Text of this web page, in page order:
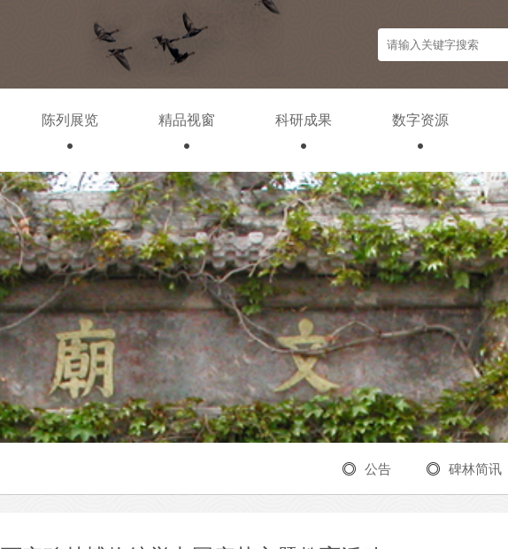
陈列展览 精品视窗 科研成果 数字资源
公告 碑林简讯